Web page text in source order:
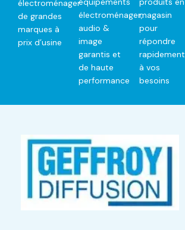
électroménager
de grandes
marques à
prix d’usine
électroménager,
audio &
image
garantis et
de haute
performance
magasin
pour
répondre
rapidement
à vos
besoins